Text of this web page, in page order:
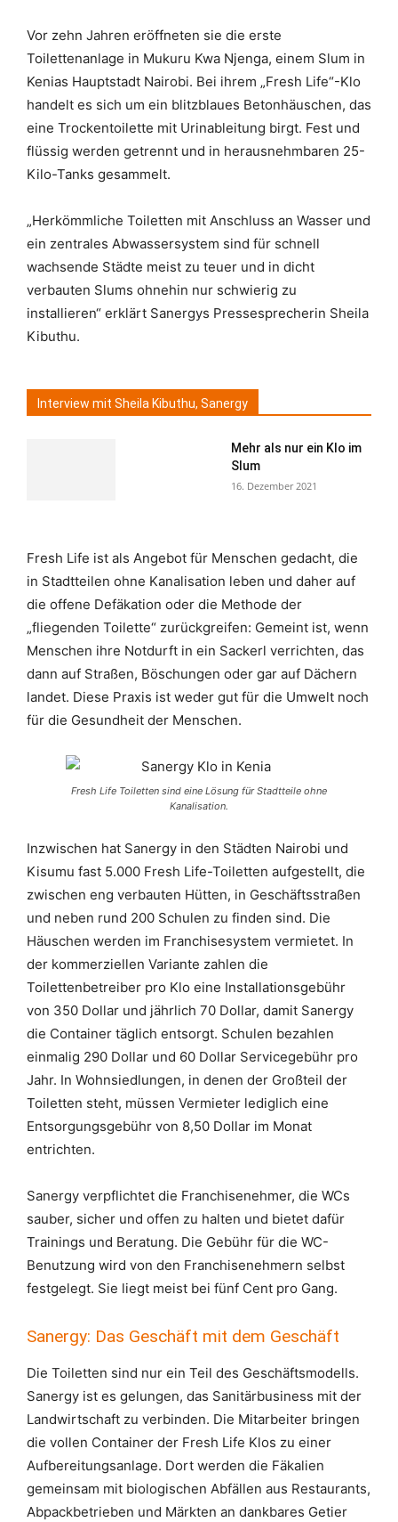
Vor zehn Jahren eröffneten sie die erste
Toilettenanlage in Mukuru Kwa Njenga, einem Slum in
Kenias Hauptstadt Nairobi. Bei ihrem „Fresh Life“-Klo
handelt es sich um ein blitzblaues Betonhäuschen, das
eine Trockentoilette mit Urinableitung birgt. Fest und
flüssig werden getrennt und in herausnehmbaren 25-
Kilo-Tanks gesammelt.
„Herkömmliche Toiletten mit Anschluss an Wasser und
ein zentrales Abwassersystem sind für schnell
wachsende Städte meist zu teuer und in dicht
verbauten Slums ohnehin nur schwierig zu
installieren“ erklärt Sanergys Pressesprecherin Sheila
Kibuthu.
Interview mit Sheila Kibuthu, Sanergy
Mehr als nur ein Klo im
Slum
16. Dezember 2021
Fresh Life ist als Angebot für Menschen gedacht, die
in Stadtteilen ohne Kanalisation leben und daher auf
die offene Defäkation oder die Methode der
„fliegenden Toilette“ zurückgreifen: Gemeint ist, wenn
Menschen ihre Notdurft in ein Sackerl verrichten, das
dann auf Straßen, Böschungen oder gar auf Dächern
landet. Diese Praxis ist weder gut für die Umwelt noch
für die Gesundheit der Menschen.
Fresh Life Toiletten sind eine Lösung für Stadtteile ohne
Kanalisation.
Inzwischen hat Sanergy in den Städten Nairobi und
Kisumu fast 5.000 Fresh Life-Toiletten aufgestellt, die
zwischen eng verbauten Hütten, in Geschäftsstraßen
und neben rund 200 Schulen zu finden sind. Die
Häuschen werden im Franchisesystem vermietet. In
der kommerziellen Variante zahlen die
Toilettenbetreiber pro Klo eine Installationsgebühr
von 350 Dollar und jährlich 70 Dollar, damit Sanergy
die Container täglich entsorgt. Schulen bezahlen
einmalig 290 Dollar und 60 Dollar Servicegebühr pro
Jahr. In Wohnsiedlungen, in denen der Großteil der
Toiletten steht, müssen Vermieter lediglich eine
Entsorgungsgebühr von 8,50 Dollar im Monat
entrichten.
Sanergy verpflichtet die Franchisenehmer, die WCs
sauber, sicher und offen zu halten und bietet dafür
Trainings und Beratung. Die Gebühr für die WC-
Benutzung wird von den Franchisenehmern selbst
festgelegt. Sie liegt meist bei fünf Cent pro Gang.
Sanergy: Das Geschäft mit dem Geschäft
Die Toiletten sind nur ein Teil des Geschäftsmodells.
Sanergy ist es gelungen, das Sanitärbusiness mit der
Landwirtschaft zu verbinden. Die Mitarbeiter bringen
die vollen Container der Fresh Life Klos zu einer
Aufbereitungsanlage. Dort werden die Fäkalien
gemeinsam mit biologischen Abfällen aus Restaurants,
Abpackbetrieben und Märkten an dankbares Getier